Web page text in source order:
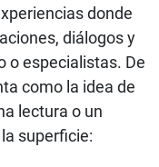
donde
diálogos y
o especialistas. De
como la idea de
lectura o un
superficie: